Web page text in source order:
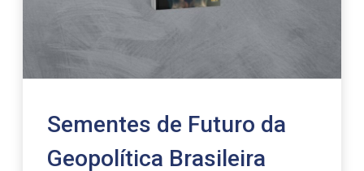
Sementes de Futuro da
Geopolítica Brasileira